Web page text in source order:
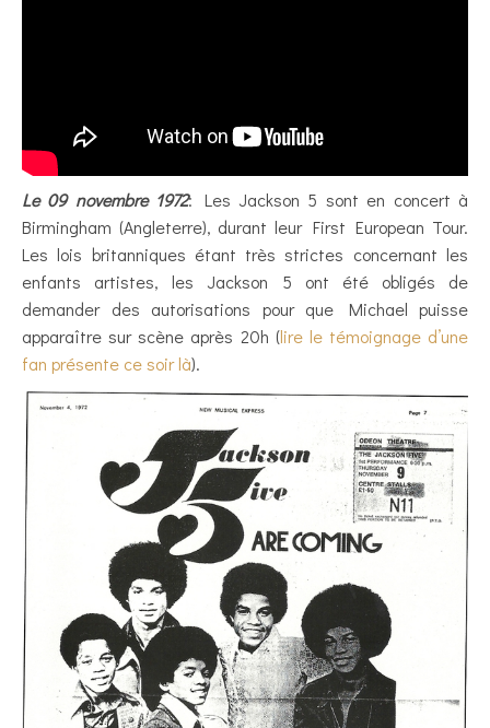
Le 09 novembre 1972: Les Jackson 5 sont en concert à
Birmingham (Angleterre), durant leur First European Tour.
Les lois britanniques étant très strictes concernant les
enfants artistes, les Jackson 5 ont été obligés de
demander des autorisations pour que Michael puisse
apparaître sur scène après 20h (lire le témoignage d’une
fan présente ce soir là).